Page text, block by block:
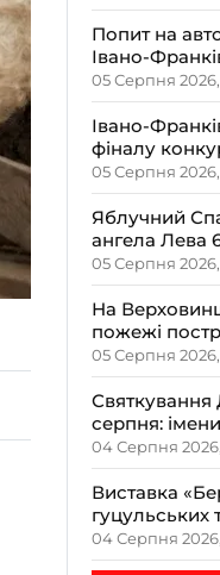
Попит на
Івано-
залишається
05 Серпня 2026,
Івано-
фіналу
столиця
05 Серпня 2026,
Яблучний
ангела Лева
варто
освячують у
прикмети
осінь
05 Серпня 2026,
На
пожежі
05 Серпня 2026,
Святкування
серпня:
двох імен –
можна
04 Серпня
Виставка
гуцульських
відкрилась
04 Серпня